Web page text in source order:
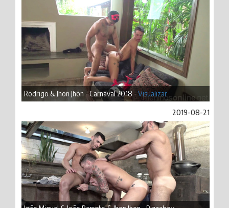
Rodrigo & Jhon Jhon - Carnaval 2018 -Visualizar
2019-08-21